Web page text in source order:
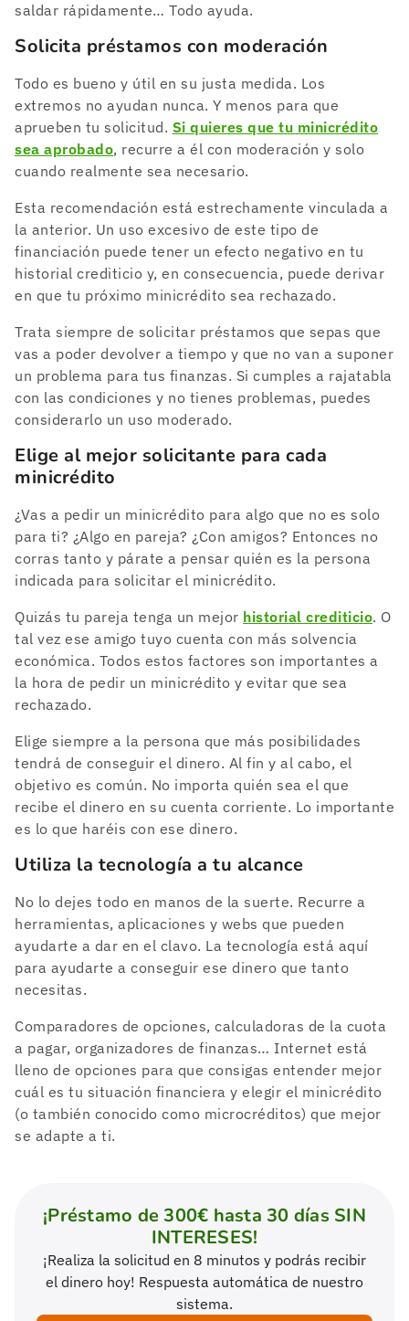
saldar rápidamente… Todo ayuda.
Solicita préstamos con moderación
Todo es bueno y útil en su justa medida. Los
extremos no ayudan nunca. Y menos para que
aprueben tu solicitud. Si quieres que tu minicrédito
sea aprobado, recurre a él con moderación y solo
cuando realmente sea necesario.
Esta recomendación está estrechamente vinculada a
la anterior. Un uso excesivo de este tipo de
financiación puede tener un efecto negativo en tu
historial crediticio y, en consecuencia, puede derivar
en que tu próximo minicrédito sea rechazado.
Trata siempre de solicitar préstamos que sepas que
vas a poder devolver a tiempo y que no van a suponer
un problema para tus finanzas. Si cumples a rajatabla
con las condiciones y no tienes problemas, puedes
considerarlo un uso moderado.
Elige al mejor solicitante para cada
minicrédito
¿Vas a pedir un minicrédito para algo que no es solo
para ti? ¿Algo en pareja? ¿Con amigos? Entonces no
corras tanto y párate a pensar quién es la persona
indicada para solicitar el minicrédito.
Quizás tu pareja tenga un mejor historial crediticio. O
tal vez ese amigo tuyo cuenta con más solvencia
económica. Todos estos factores son importantes a
la hora de pedir un minicrédito y evitar que sea
rechazado.
Elige siempre a la persona que más posibilidades
tendrá de conseguir el dinero. Al fin y al cabo, el
objetivo es común. No importa quién sea el que
recibe el dinero en su cuenta corriente. Lo importante
es lo que haréis con ese dinero.
Utiliza la tecnología a tu alcance
No lo dejes todo en manos de la suerte. Recurre a
herramientas, aplicaciones y webs que pueden
ayudarte a dar en el clavo. La tecnología está aquí
para ayudarte a conseguir ese dinero que tanto
necesitas.
Comparadores de opciones, calculadoras de la cuota
a pagar, organizadores de finanzas… Internet está
lleno de opciones para que consigas entender mejor
cuál es tu situación financiera y elegir el minicrédito
(o también conocido como microcréditos) que mejor
se adapte a ti.
¡Realiza la solicitud en 8 minutos y podrás recibir
el dinero hoy! Respuesta automática de nuestro
sistema.
¡Préstamo de 300€ hasta 30 días SIN
INTERESES!